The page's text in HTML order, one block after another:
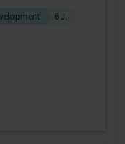
6 J.